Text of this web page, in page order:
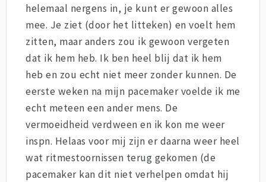
helemaal nergens in, je kunt er gewoon alles
mee. Je ziet (door het litteken) en voelt hem
zitten, maar anders zou ik gewoon vergeten
dat ik hem heb. Ik ben heel blij dat ik hem
heb en zou echt niet meer zonder kunnen. De
eerste weken na mijn pacemaker voelde ik me
echt meteen een ander mens. De
vermoeidheid verdween en ik kon me weer
inspn. Helaas voor mij zijn er daarna weer heel
wat ritmestoornissen terug gekomen (de
pacemaker kan dit niet verhelpen omdat hij